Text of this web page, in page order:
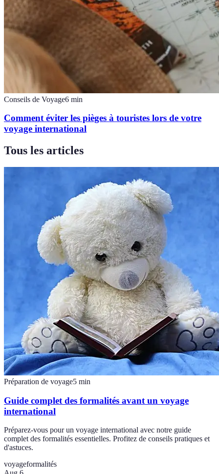
Conseils de Voyage6 min
Comment éviter les pièges à touristes lors de votre
voyage international
Tous les articles
Préparation de voyage5 min
Guide complet des formalités avant un voyage
international
Préparez-vous pour un voyage international avec notre guide
complet des formalités essentielles. Profitez de conseils pratiques et
d'astuces.
voyageformalités